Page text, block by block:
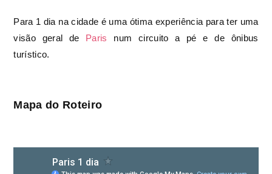
Para 1 dia na cidade é uma ótima experiência para ter uma
visão geral de Paris
num circuito a pé e de ônibus
turístico.
Mapa do Roteiro